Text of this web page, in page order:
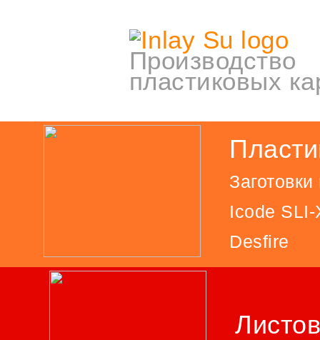
Производство
пластиковых
Icode
Desfire